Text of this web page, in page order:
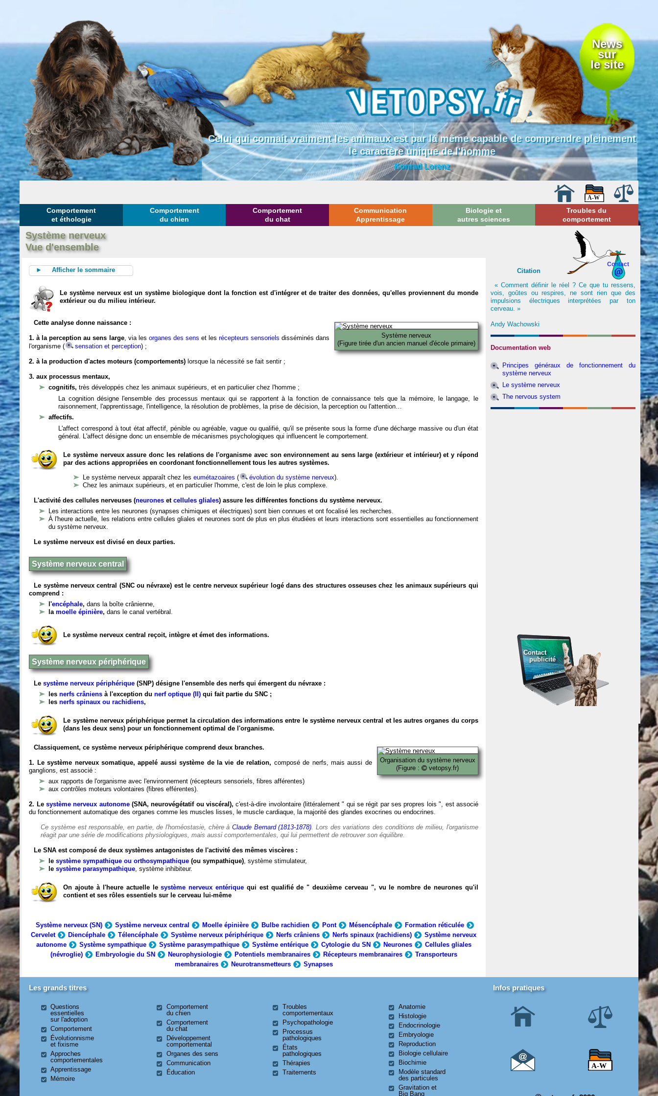
News
sur
le site
Celui qui connait vraiment les animaux est par là même capable de comprendre pleinement
le caractère unique de l'homme
Konrad Lorenz
Comportement
et éthologie
Comportement
du chien
Comportement
du chat
Communication
Apprentissage
Biologie et
autres sciences
Troubles du
comportement
Système nerveux
Vue d'ensemble
► Afficher le sommaire
Le système nerveux est un système biologique dont la fonction est d'intégrer et de traiter des données, qu'elles proviennent du monde
extérieur ou du milieu intérieur.
Système nerveux
(Figure tirée d'un ancien manuel d'école primaire)
Cette analyse donne naissance :
1. à la perception au sens large, via les organes des sens et les récepteurs sensoriels disséminés dans
l'organisme (
sensation et perception) ;
2. à la production d'actes moteurs (comportements) lorsque la nécessité se fait sentir ;
3. aux processus mentaux,
cognitifs,très développés chez les animaux supérieurs, et en particulier chez l'homme ;
La cognition désigne l'ensemble des processus mentaux qui se rapportent à la fonction de connaissance tels que la mémoire, le langage, le
raisonnement, l'apprentissage, l'intelligence, la résolution de problèmes, la prise de décision, la perception ou l'attention…
affectifs.
L'affect correspond à tout état affectif, pénible ou agréable, vague ou qualifié, qu'il se présente sous la forme d'une décharge massive ou d'un état
général. L'affect désigne donc un ensemble de mécanismes psychologiques qui influencent le comportement.
Le système nerveux assure donc les relations de l'organisme avec son environnement au sens large (extérieur et intérieur) et y répond
par des actions appropriées en coordonant fonctionnellement tous les autres systèmes.
Le système nerveux apparaît chez leseumétazoaires ( évolution du système nerveux).
Chez les animaux supérieurs, et en particulier l'homme, c'est de loin le plus complexe.
L'activité des cellules nerveuses (neurones etcellules gliales) assure les différentes fonctions du système nerveux.
Les interactions entre les neurones (synapses chimiques et électriques) sont bien connues et ont focalisé les recherches.
À l'heure actuelle, les relations entre cellules gliales et neurones sont de plus en plus étudiées et leurs interactions sont essentielles au fonctionnement
du système nerveux.
Le système nerveux est divisé en deux parties.
Système nerveux central
Le système nerveux central (SNC ou névraxe) est le centre nerveux supérieur logé dans des structures osseuses chez les animaux supérieurs qui
comprend :
l'encéphale,dans la boîte crânienne,
lamoelle épinière,dans le canal vertébral.
Le système nerveux central reçoit, intègre et émet des informations.
Système nerveux périphérique
Lesystème nerveux périphérique (SNP) désigne l'ensemble des nerfs qui émergent du névraxe :
lesnerfs crâniens à l'exception du nerf optique (II) qui fait partie du SNC ;
lesnerfs spinaux ou rachidiens,
Le système nerveux périphérique permet la circulation des informations entre le système nerveux central et les autres organes du corps
(dans les deux sens) pour un fonctionnement optimal de l'organisme.
Organisation du système nerveux
(Figure :
vetopsy.fr)
Classiquement, ce système nerveux périphérique comprend deux branches.
1. Le système nerveux somatique, appelé aussi système de la vie de relation, composé de nerfs, mais aussi de
ganglions, est associé :
aux rapports de l'organisme avec l'environnement (récepteurs sensoriels, fibres afférentes)
aux contrôles moteurs volontaires (fibres efférentes).
2. Le système nerveux autonome(SNA, neurovégétatif ou viscéral), c'est-à-dire involontaire (littéralement " qui se régit par ses propres lois ", est associé
du fonctionnement automatique des organes comme les muscles lisses, le muscle cardiaque, la majorité des glandes exocrines ou endocrines.
Ce système est responsable, en partie, de l'homéostasie, chère àClaude Bernard (1813-1878). Lors des variations des conditions de milieu, l'organisme
réagit par une série de modifications physiologiques, mais aussi comportementales, qui lui permettent de retrouver son équilibre.
Le SNA est composé de deux systèmes antagonistes de l'activité des mêmes viscères :
lesystème sympathique ou orthosympathique (ou sympathique), système stimulateur,
lesystème parasympathique, système inhibiteur.
On ajoute à l'heure actuelle lesystème nerveux entérique qui est qualifié de " deuxième cerveau ", vu le nombre de neurones qu'il
contient et ses rôles essentiels sur le cerveau lui-même
Système nerveux (SN) Système nerveux central Moelle épinière Bulbe rachidien Pont Mésencéphale
Formation réticulée
Cervelet
Diencéphale Télencéphale Système nerveux périphérique Nerfs crâniens Nerfs spinaux (rachidiens)
Système nerveux
autonome
Système sympathique Système parasympathique Système entérique Cytologie du SN Neurones
Cellules gliales
(névroglie)
Embryologie du SN Neurophysiologie Potentiels membranaires Récepteurs membranaires
Transporteurs
membranaires
Neurotransmetteurs Synapses
Contact
Citation
« Comment définir le réel ? Ce que tu ressens,
vois, goûtes ou respires, ne sont rien que des
impulsions électriques interprétées par ton
cerveau. »
Andy Wachowski
Documentation web
Principes généraux de fonctionnement du
système nerveux
Le système nerveux
The nervous system
Contact
publicité
Les grands titres
Questions
essentielles
sur l'adoption
Comportement
Évolutionnisme
et fixisme
Approches
comportementales
Apprentissage
Mémoire
Comportement
du chien
Comportement
du chat
Développement
comportemental
Organes des sens
Communication
Éducation
Troubles
comportementaux
Psychopathologie
Processus
pathologiques
États
pathologiques
Thérapies
Traitements
Anatomie
Histologie
Endocrinologie
Embryologie
Reproduction
Biologie cellulaire
Biochimie
Modèle standard
des particules
Gravitation et
Big Bang
Infos pratiques